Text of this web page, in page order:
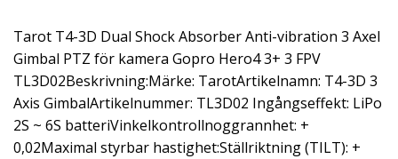
Tarot T4-3D Dual Shock Absorber Anti-vibration 3 Axel
Gimbal PTZ för kamera Gopro Hero4 3+ 3 FPV
TL3D02Beskrivning:Märke: TarotArtikelnamn: T4-3D 3
Axis GimbalArtikelnummer: TL3D02 Ingångseffekt: LiPo
2S ~ 6S batteriVinkelkontrollnoggrannhet: +
0,02Maximal styrbar hastighet:Ställriktning (TILT): +